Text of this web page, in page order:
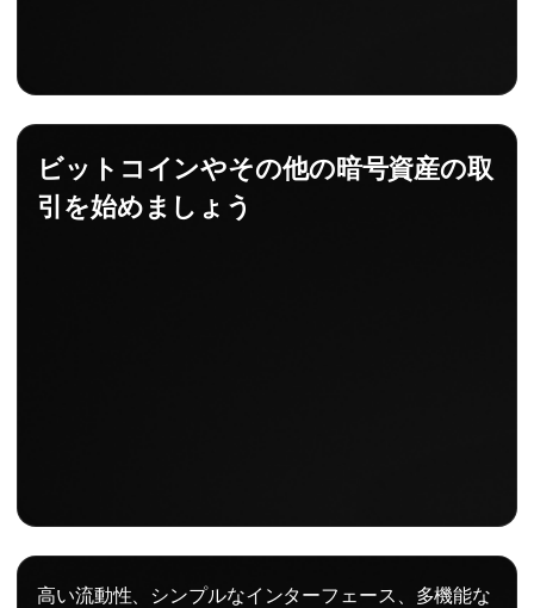
ビットコインやその他の暗号資産の取
引を始めましょう
高い流動性、シンプルなインターフェース、多機能な